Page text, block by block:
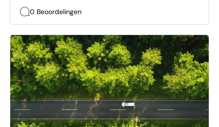
0 Beoordelingen